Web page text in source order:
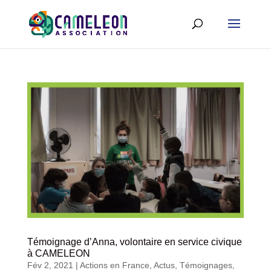
Témoignage d’Anna, volontaire en service civique
à CAMELEON
Fév 2, 2021 | Actions en France Actus, Témoignages,